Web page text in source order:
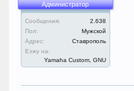
Администратор
Сообщения:
2.638
Пол:
Мужской
Адрес:
Ставрополь
Езжу на:
Yamaha Custom, GNU